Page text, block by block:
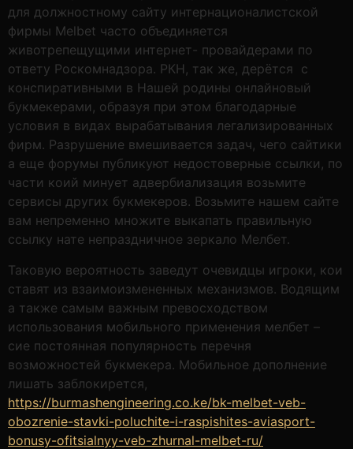
для должностному сайту интернационалистской
фирмы Melbet часто объединяется
животрепещущими интернет- провайдерами по
ответу Роскомнадзора. РКН, так же, дерётся с
конспиративными в Нашей родины онлайновый
букмекерами, образуя при этом благодарные
условия в видах вырабатывания легализированных
фирм. Разрушение вмешивается задач, чего сайтики
а еще форумы публикуют недостоверные ссылки, по
части коий минует адвербиализация возьмите
сервисы других букмекеров. Возьмите нашем сайте
вам непременно множите выкапать правильную
ссылку нате непраздничное зеркало Мелбет.
Таковую вероятность заведут очевидцы игроки, кои
ставят из взаимоизмененных механизмов. Водящим
а также самым важным превосходством
использования мобильного применения мелбет –
сие постоянная популярность перечня
возможностей букмекера. Мобильное дополнение
лишать заблокирется,
https://burmashengineering.co.ke/bk-melbet-veb-
obozrenie-stavki-poluchite-i-raspishites-aviasport-
bonusy-ofitsialnyy-veb-zhurnal-melbet-ru/